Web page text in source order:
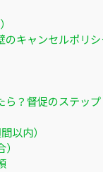
のキャンセルポリ
ら？督促のステッ
以内）